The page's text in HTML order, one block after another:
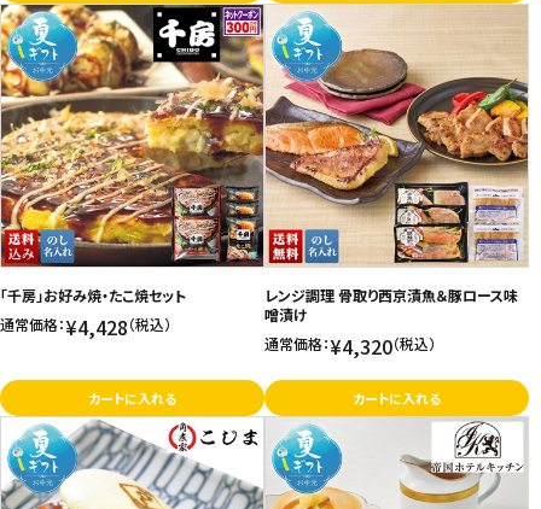
「千房」お好み焼・たこ焼セット
通常価格：¥4,428（税込）
カートに入れる
レンジ調理 骨取り西京漬魚＆豚ロース味
噌漬け
通常価格：¥4,320（税込）
カートに入れる